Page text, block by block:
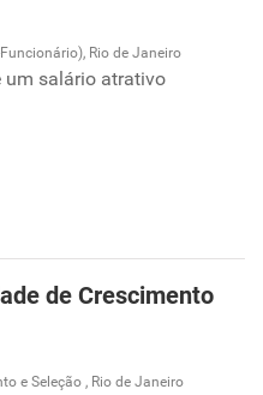
Rio de Janeiro
um salário atrativo
de Crescimento
e Seleção , Rio de Janeiro